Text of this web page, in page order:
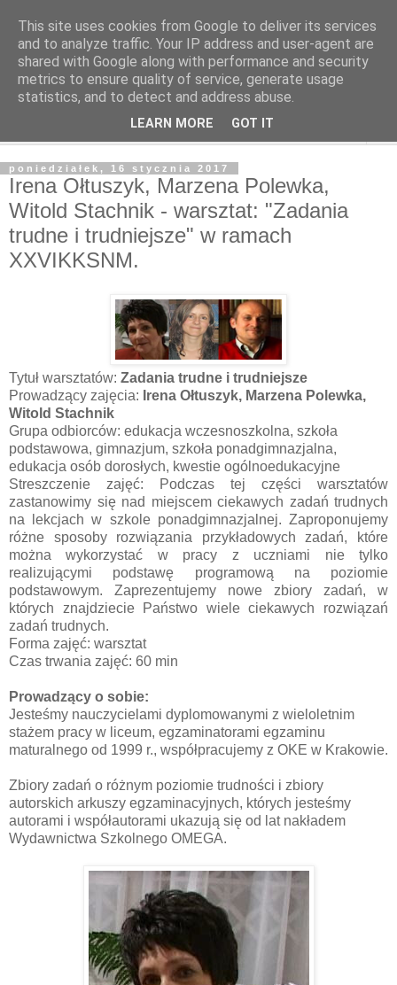
poniedziałek, 16 stycznia 2017
Irena Ołtuszyk, Marzena Polewka,
Witold Stachnik - warsztat: "Zadania
trudne i trudniejsze" w ramach
XXVIKKSNM.
Tytuł warsztatów: Zadania trudne i trudniejsze
Prowadzący zajęcia: Irena Ołtuszyk, Marzena Polewka,
Witold Stachnik
Grupa odbiorców: edukacja wczesnoszkolna, szkoła
podstawowa, gimnazjum, szkoła ponadgimnazjalna,
edukacja osób dorosłych, kwestie ogólnoedukacyjne
Streszczenie zajęć: Podczas tej części warsztatów
zastanowimy się nad miejscem ciekawych zadań trudnych
na lekcjach w szkole ponadgimnazjalnej. Zaproponujemy
różne sposoby rozwiązania przykładowych zadań, które
można wykorzystać w pracy z uczniami nie tylko
realizującymi podstawę programową na poziomie
podstawowym. Zaprezentujemy nowe zbiory zadań, w
których znajdziecie Państwo wiele ciekawych rozwiązań
zadań trudnych.
Forma zajęć: warsztat
Czas trwania zajęć: 60 min
Prowadzący o sobie:
Jesteśmy nauczycielami dyplomowanymi z wieloletnim
stażem pracy w liceum, egzaminatorami egzaminu
maturalnego od 1999 r., współpracujemy z OKE w Krakowie.
Zbiory zadań o różnym poziomie trudności i zbiory
autorskich arkuszy egzaminacyjnych, których jesteśmy
autorami i współautorami ukazują się od lat nakładem
Wydawnictwa Szkolnego OMEGA.
This site uses cookies from Google to deliver its services
and to analyze traffic. Your IP address and user-agent are
shared with Google along with performance and security
metrics to ensure quality of service, generate usage
statistics, and to detect and address abuse.
LEARN MORE GOT IT